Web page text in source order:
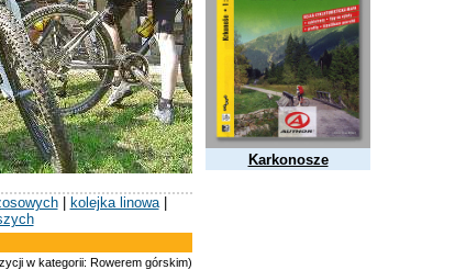
| kolejka linowa|
w kategorii: Rowerem górskim)
Karkonosze